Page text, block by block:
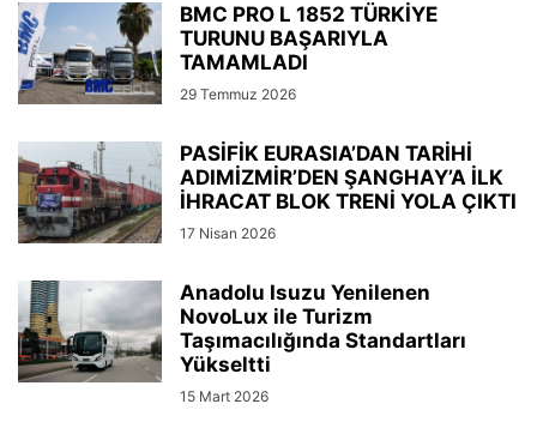
BMC PRO L 1852 TÜRKİYE
TURUNU BAŞARIYLA
TAMAMLADI
29 Temmuz 2026
PASİFİK EURASIA’DAN TARİHİ
ADIMİZMİR’DEN ŞANGHAY’A İLK
İHRACAT BLOK TRENİ YOLA ÇIKTI
17 Nisan 2026
Anadolu Isuzu Yenilenen
NovoLux ile Turizm
Taşımacılığında Standartları
Yükseltti
15 Mart 2026